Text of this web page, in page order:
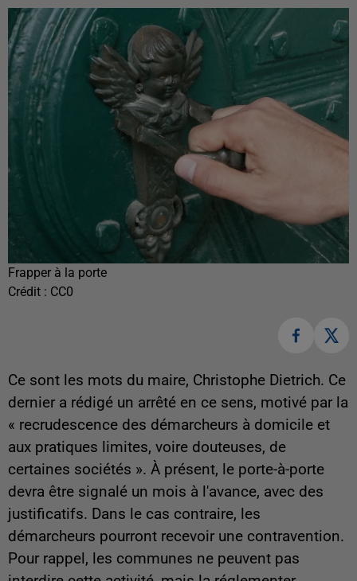
Frapper à la porte
Crédit : CC0
Ce sont les mots du maire, Christophe Dietrich. Ce
dernier a rédigé un arrêté en ce sens, motivé par la
« recrudescence des démarcheurs à domicile et
aux pratiques limites, voire douteuses, de
certaines sociétés ». À présent, le porte-à-porte
devra être signalé un mois à l'avance, avec des
justificatifs. Dans le cas contraire, les
démarcheurs pourront recevoir une contravention.
Pour rappel, les communes ne peuvent pas